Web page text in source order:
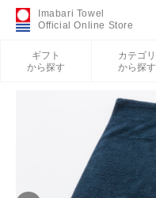
Imabari Towel
Official Online Store
ギフト
から探す
カテゴリ
から探す
ギフトから探す
カテゴリから探す